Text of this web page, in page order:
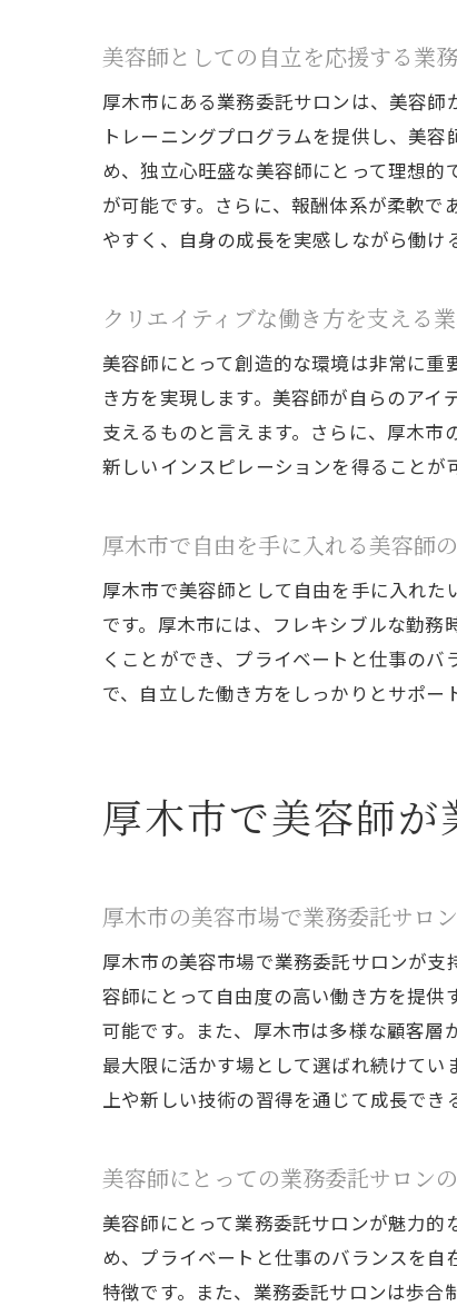
美容師としての自立を応援する業
厚木市にある業務委託サロンは、美容
トレーニングプログラムを提供し、美
め、独立心旺盛な美容師にとって理想
が可能です。さらに、報酬体系が柔軟
やすく、自身の成長を実感しながら働け
クリエイティブな働き方を支える
美容師にとって創造的な環境は非常に
き方を実現します。美容師が自らのア
支えるものと言えます。さらに、厚木
新しいインスピレーションを得ることが
厚木市で自由を手に入れる美容師
厚木市で美容師として自由を手に入れ
です。厚木市には、フレキシブルな勤
くことができ、プライベートと仕事の
で、自立した働き方をしっかりとサポー
厚木市で美容師
厚木市の美容市場で業務委託サロ
厚木市の美容市場で業務委託サロンが
容師にとって自由度の高い働き方を提
可能です。また、厚木市は多様な顧客
最大限に活かす場として選ばれ続けて
上や新しい技術の習得を通じて成長でき
美容師にとっての業務委託サロン
美容師にとって業務委託サロンが魅力
め、プライベートと仕事のバランスを
特徴です。また、業務委託サロンは歩